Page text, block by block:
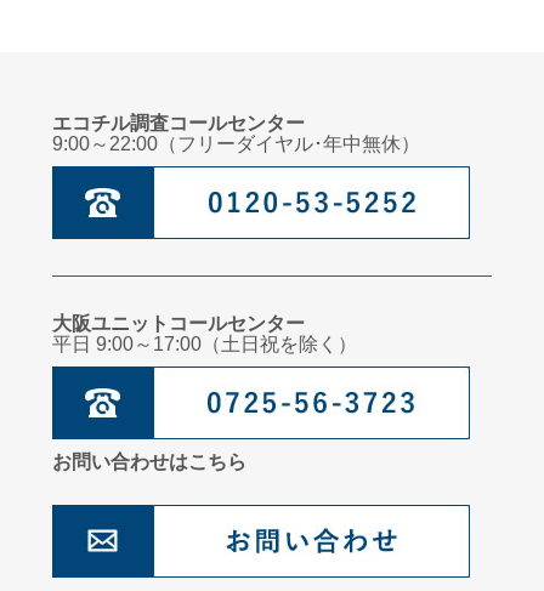
エコチル調査コールセンター
9:00～22:00（フリーダイヤル･年中無休）
大阪ユニットコールセンター
平日 9:00～17:00（土日祝を除く）
お問い合わせはこちら